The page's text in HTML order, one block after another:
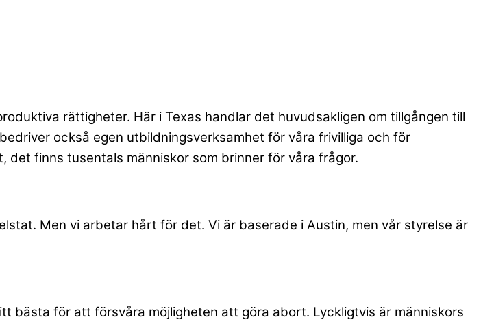
rättigheter. Här i Texas handlar det huvudsakligen om tillgången till
också egen utbildningsverksamhet för våra frivilliga och för
det finns tusentals människor som brinner för våra frågor.
Men vi arbetar hårt för det. Vi är baserade i Austin, men vår styrelse är
bästa för att försvåra möjligheten att göra abort. Lyckligtvis är människors